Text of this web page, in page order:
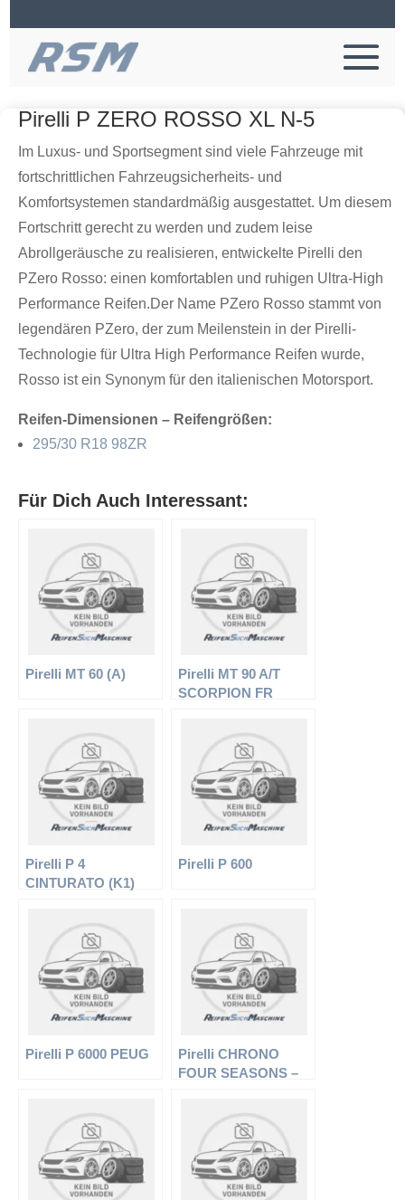
Pirelli P ZERO ROSSO XL N-5
Im Luxus- und Sportsegment sind viele Fahrzeuge mit
fortschrittlichen Fahrzeugsicherheits- und
Komfortsystemen standardmäßig ausgestattet. Um diesem
Fortschritt gerecht zu werden und zudem leise
Abrollgeräusche zu realisieren, entwickelte Pirelli den
PZero Rosso: einen komfortablen und ruhigen Ultra-High
Performance Reifen.Der Name PZero Rosso stammt von
legendären PZero, der zum Meilenstein in der Pirelli-
Technologie für Ultra High Performance Reifen wurde,
Rosso ist ein Synonym für den italienischen Motorsport.
Reifen-Dimensionen – Reifengrößen:
295/30 R18 98ZR
Für Dich Auch Interessant:
Pirelli MT 60 (A)
Pirelli MT 90 A/T
SCORPION FR
Pirelli P 4
CINTURATO (K1)
Pirelli P 600
Pirelli P 6000 PEUG
Pirelli CHRONO
FOUR SEASONS –
Ganzjahresreifen